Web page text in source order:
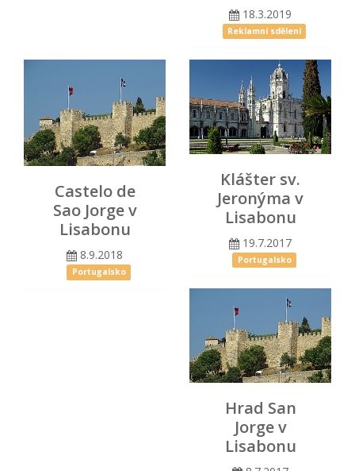
18.3.2019
Reklamní sdělení
Castelo de
Sao Jorge v
Lisabonu
8.9.2018
Portugalsko
Klášter sv.
Jeronýma v
Lisabonu
19.7.2017
Portugalsko
Hrad San
Jorge v
Lisabonu